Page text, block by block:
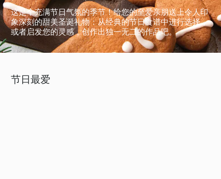
这是个充满节日气氛的季节！给您的至爱亲朋送上令人印
象深刻的甜美圣诞礼物：从经典的节日食谱中进行选择，
或者启发您的灵感，创作出独一无二的作品吧。
节日最爱